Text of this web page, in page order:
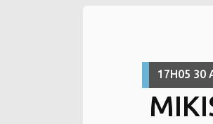
17H05 30